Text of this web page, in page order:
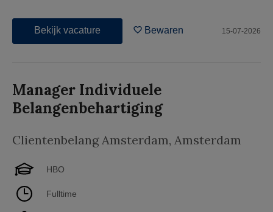
Bekijk vacature Bewaren 15-07-2026
Manager Individuele
Belangenbehartiging
Clientenbelang Amsterdam, Amsterdam
HBO
Fulltime